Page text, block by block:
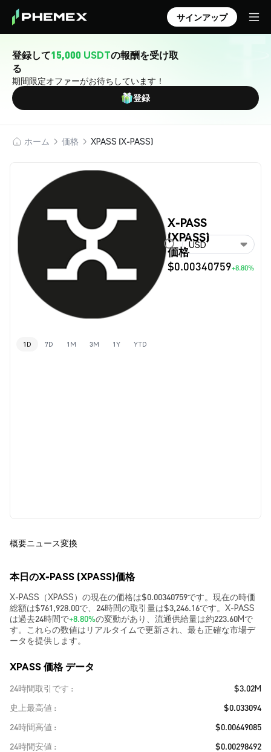
サインアップ
登録して15,000 USDTの報酬を受け取
る
期間限定オファーがお待ちしています！
登録
ホーム 価格 XPASS (X-PASS)
X-PASS
(XPASS)
価格
$0.00340759+8.80%
USD
1D 7D 1M 3M 1Y YTD
概要ニュース変換
本日のX-PASS (XPASS)価格
X-PASS（XPASS）の現在の価格は$0.00340759です。現在の時価
総額は$761,928.00で、24時間の取引量は$3,246.16です。X-PASS
は過去24時間で+8.80%の変動があり、流通供給量は約223.60Mで
す。これらの数値はリアルタイムで更新され、最も正確な市場デ
ータを提供します。
XPASS 価格 データ
24時間取引です
$3.02M
史上最高値
$0.033094
24時間高値
$0.00649085
24時間安値
$0.00298492